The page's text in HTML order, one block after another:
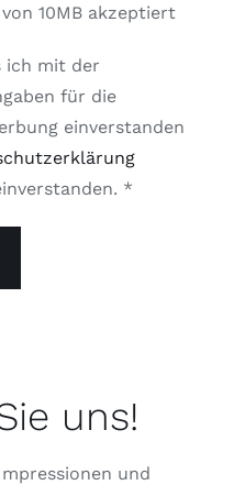
10MB akzeptiert
ich mit der
für die
einverstanden
*
uns!
und